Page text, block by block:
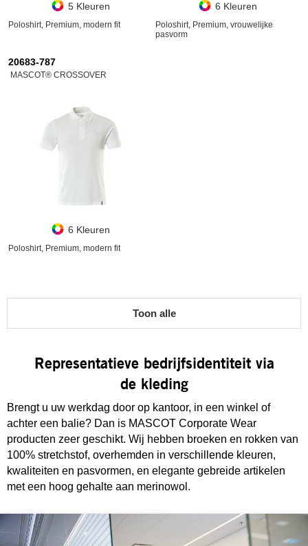
5 Kleuren
Poloshirt, Premium, modern fit
6 Kleuren
Poloshirt, Premium, vrouwelijke
pasvorm
20683-787
MASCOT® CROSSOVER
6 Kleuren
Poloshirt, Premium, modern fit
Toon alle
Representatieve bedrijfsidentiteit via
de kleding
Brengt u uw werkdag door op kantoor, in een winkel of
achter een balie? Dan is MASCOT Corporate Wear
producten zeer geschikt. Wij hebben broeken en rokken van
100% stretchstof, overhemden in verschillende kleuren,
kwaliteiten en pasvormen, en elegante gebreide artikelen
met een hoog gehalte aan merinowol.